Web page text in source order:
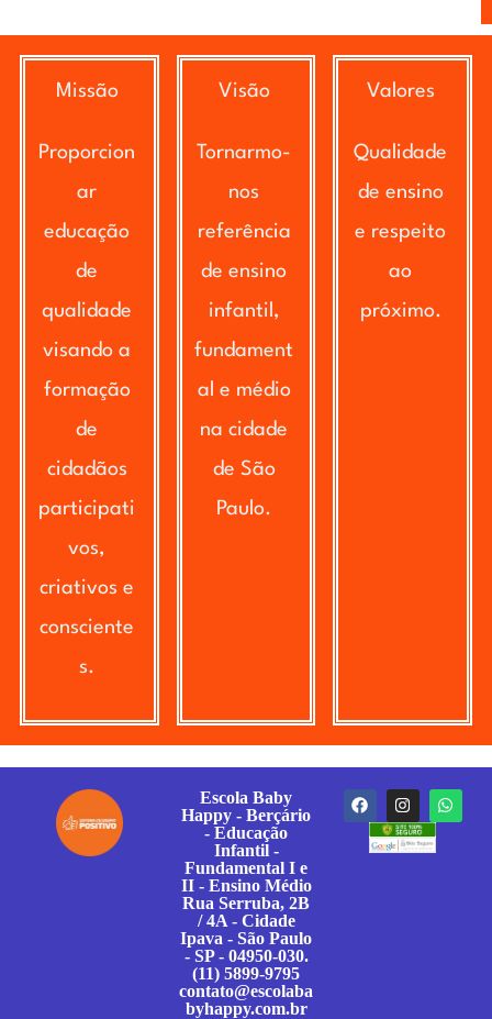
Missão
Proporcion
ar
educação
de
qualidade
visando a
formação
de
cidadãos
participati
vos,
criativos e
consciente
s.
Visão
Tornarmo-
nos
referência
de ensino
infantil,
fundament
al e médio
na cidade
de São
Paulo.
Valores
Qualidade
de ensino
e respeito
ao
próximo.
Escola Baby
Happy - Berçário
- Educação
Infantil -
Fundamental I e
II - Ensino Médio
Rua Serruba, 2B
/ 4A - Cidade
Ipava - São Paulo
- SP - 04950-030.
(11) 5899-9795
contato@escolaba
byhappy.com.br